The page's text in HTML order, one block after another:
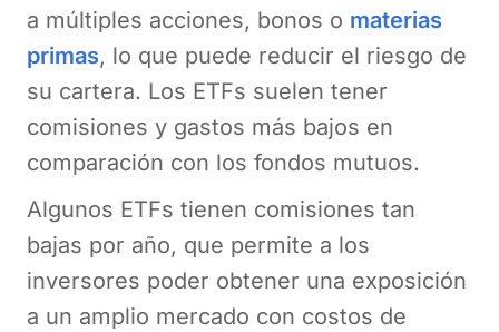
a múltiples acciones, bonos o materias
primas, lo que puede reducir el riesgo de
su cartera. Los ETFs suelen tener
comisiones y gastos más bajos en
comparación con los fondos mutuos.
Algunos ETFs tienen comisiones tan
bajas por año, que permite a los
inversores poder obtener una exposición
a un amplio mercado con costos de